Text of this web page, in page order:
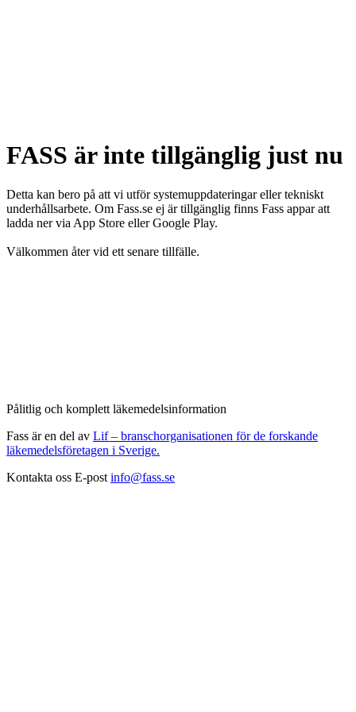
FASS är inte tillgänglig just nu
Detta kan bero på att vi utför systemuppdateringar eller tekniskt
underhållsarbete. Om Fass.se ej är tillgänglig finns Fass appar att
ladda ner via App Store eller Google Play.
Välkommen åter vid ett senare tillfälle.
Pålitlig och komplett läkemedelsinformation
Fass är en del av Lif – branschorganisationen för de forskande
läkemedelsföretagen i Sverige.
Kontakta oss E-post info@fass.se